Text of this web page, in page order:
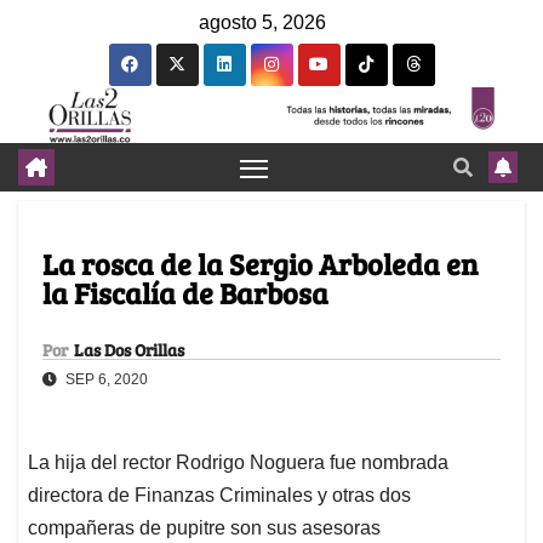
agosto 5, 2026
La rosca de la Sergio Arboleda en
la Fiscalía de Barbosa
Por Las Dos Orillas
SEP 6, 2020
La hija del rector Rodrigo Noguera fue nombrada
directora de Finanzas Criminales y otras dos
compañeras de pupitre son sus asesoras